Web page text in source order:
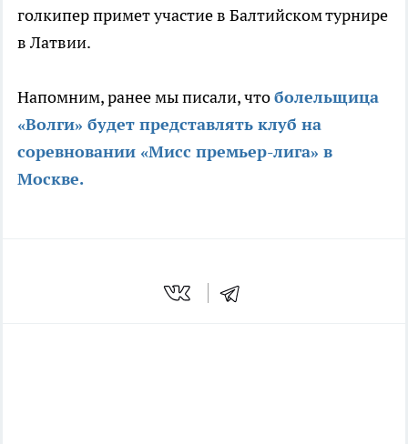
голкипер примет участие в Балтийском турнире
в Латвии.
Напомним, ранее мы писали, чтоболельщица
«Волги» будет представлять клуб на
соревновании «Мисс премьер-лига» в
Москве.